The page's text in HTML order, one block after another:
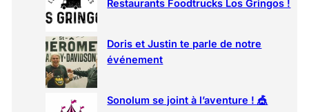
Restaurants Foodtrucks Los Gringos !
Doris et Justin te parle de notre
événement
Sonolum se joint à l’aventure ! 🎪